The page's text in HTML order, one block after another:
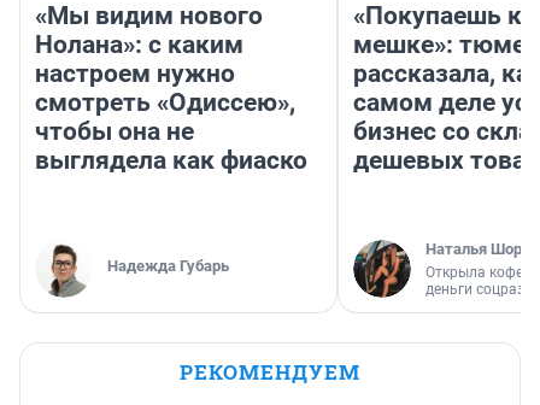
«Мы видим нового
Нолана»: с каким
настроем нужно
смотреть «Одиссею»,
чтобы она не
выглядела как фиаско
Надежда Губарь
«Покупаешь
мешке»:
рассказала,
самом деле
бизнес со
дешевых
Наталья
Открыла
деньги
РЕКОМЕНДУЕМ